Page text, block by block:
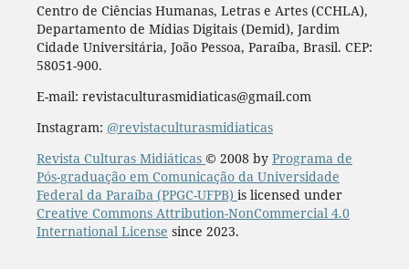
Centro de Ciências Humanas, Letras e Artes (CCHLA),
Departamento de Mídias Digitais (Demid), Jardim
Cidade Universitária, João Pessoa, Paraíba, Brasil. CEP:
58051-900.
E-mail: revistaculturasmidiaticas@gmail.com
Instagram: @revistaculturasmidiaticas
Revista Culturas Midiáticas © 2008 by Programa de
Pós-graduação em Comunicação da Universidade
Federal da Paraíba (PPGC-UFPB) is licensed under
Creative Commons Attribution-NonCommercial 4.0
International License since 2023.